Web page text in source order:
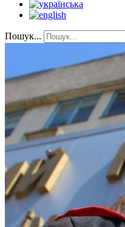
Пошук...